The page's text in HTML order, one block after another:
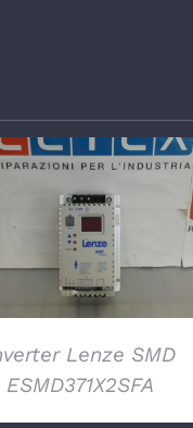
DETTAGLI
Lenze SMD
ESMD371X2SFA